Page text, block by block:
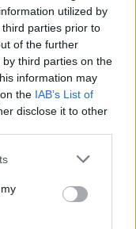
utilized by
parties prior to
of the further
third parties on the
information may
the IAB’s List of
disclose it to other
or more Google
You may click to
third-party tags to
in below Google
i bancomat in
a 1.000
a garantire un
la
il
da gennaio
presso i
significativo per